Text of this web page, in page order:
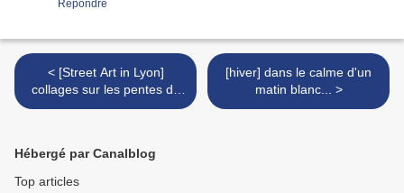
Répondre
< [Street Art in Lyon]
collages sur les pentes de
la Croix Rousse
[hiver] dans le calme d'un
matin blanc... >
Hébergé par Canalblog
Top articles